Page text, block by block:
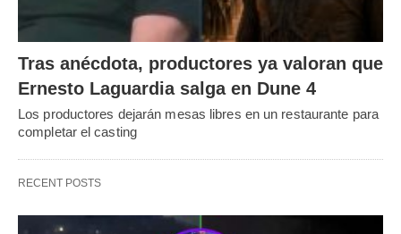
Tras anécdota, productores ya valoran que
Ernesto Laguardia salga en Dune 4
Los productores dejarán mesas libres en un restaurante para
completar el casting
RECENT POSTS